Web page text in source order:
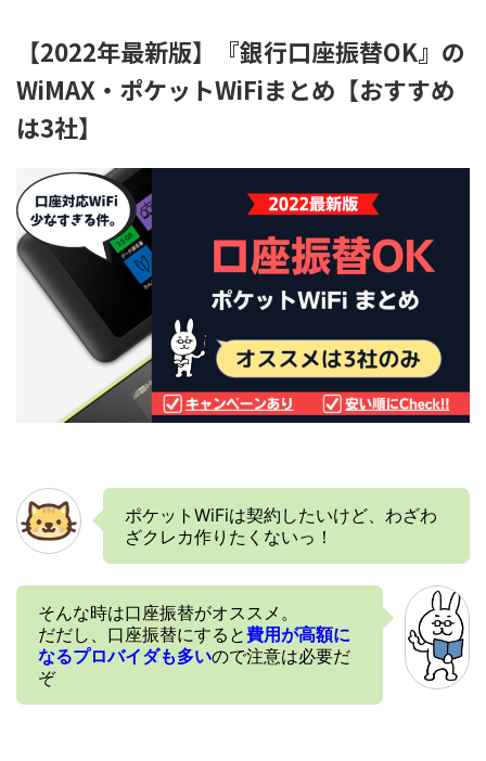
【2022年最新版】『銀行口座振替OK』の
WiMAX・ポケットWiFiまとめ【おすすめ
は3社】
ポケットWiFiは契約したいけど、わざわ
ざクレカ作りたくないっ！
そんな時は口座振替がオススメ。
だだし、口座振替にすると費用が高額に
なるプロバイダも多いので注意は必要だ
ぞ